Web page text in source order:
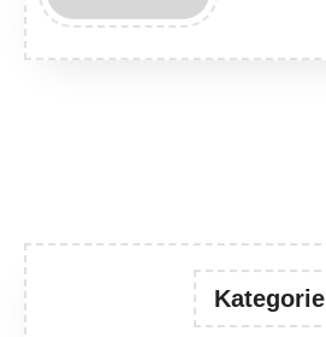
MORE
Kategorie